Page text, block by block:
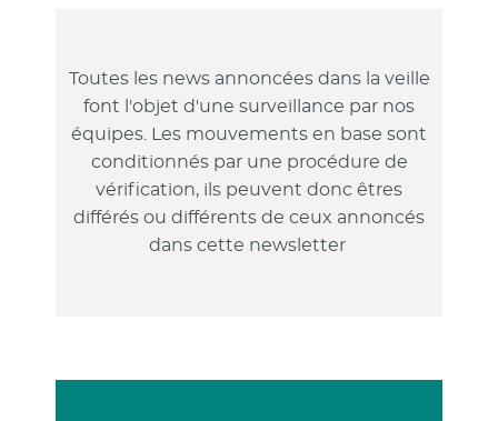
Toutes les news annoncées dans la veille
font l'objet d'une surveillance par nos
équipes. Les mouvements en base sont
conditionnés par une procédure de
vérification, ils peuvent donc êtres
différés ou différents de ceux annoncés
dans cette newsletter